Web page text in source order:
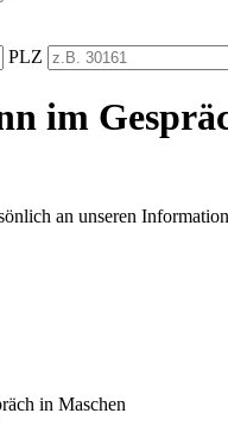
PLZ
im
an unseren